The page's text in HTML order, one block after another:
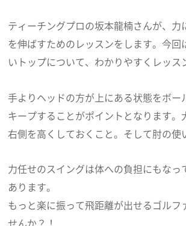
ティーチングプロの坂本龍楠さんが、力
を伸ばすためのレッスンをします。今回
いトップについて、わかりやすくレッス
手よりヘッドの方が上にある状態をボー
キープすることがポイントとなります。
右側を高くしておくこと。そして肘の使
力任せのスイングは体への負担にもなっ
あります。
もっと楽に振って飛距離が出せるゴルフ